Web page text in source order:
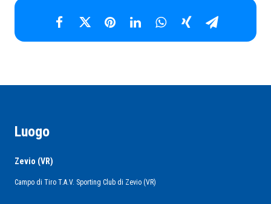
Luogo
Zevio (VR)
Campo di Tiro T.A.V. Sporting Club di Zevio (VR)